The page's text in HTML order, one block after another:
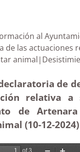
al
de las actuaciones
de
relativa a
de
(10-12-2024)